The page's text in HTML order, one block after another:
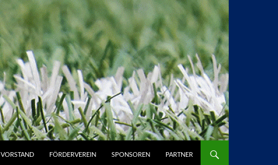
VORSTAND FÖRDERVEREIN SPONSOREN PARTNER